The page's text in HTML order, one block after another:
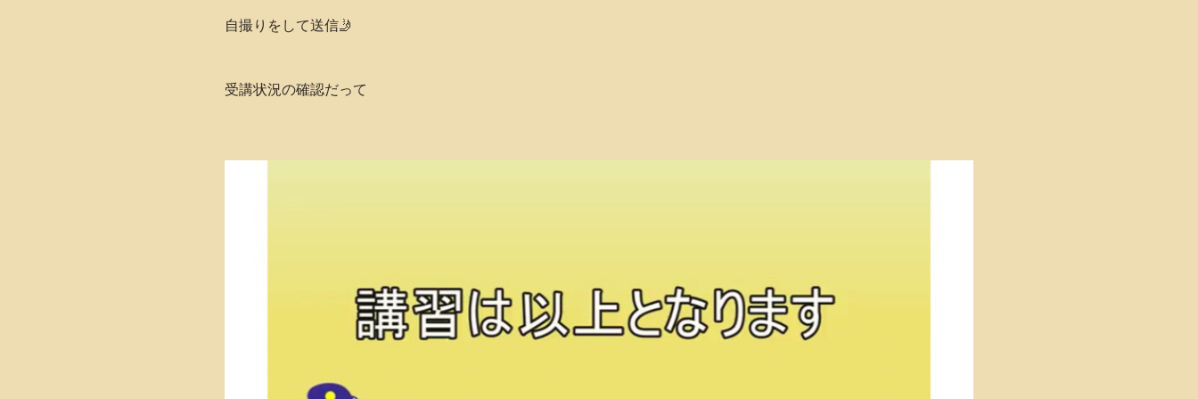
自撮りをして送信🤳
受講状況の確認だって